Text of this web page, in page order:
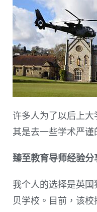
许多人为了以后上
其是去一些学术严谨
臻至教育导师经验分
我个人的选择是英
贝学校。目前，该